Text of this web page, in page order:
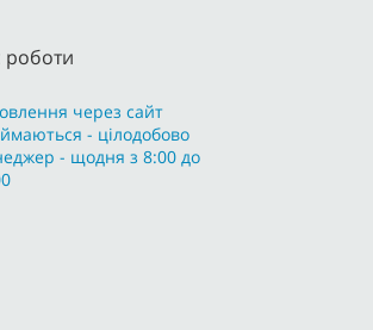
роботи
через сайт
- цілодобово
- щодня з 8:00 до